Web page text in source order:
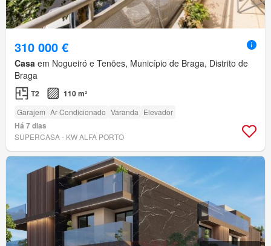
310 000 €
Casa em Nogueiró e Tenões, Município de Braga, Distrito de
Braga
T2 110 m²
Garajem Ar Condicionado Varanda Elevador
Há 7 dias
SUPERCASA - KW ALFA PORTO